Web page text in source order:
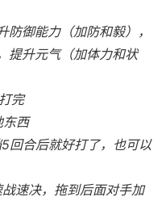
御能力（加防和毅），
提升元气（加体力和状
完
东西
回合后就好打了，也可以
速决，拖到后面对手加